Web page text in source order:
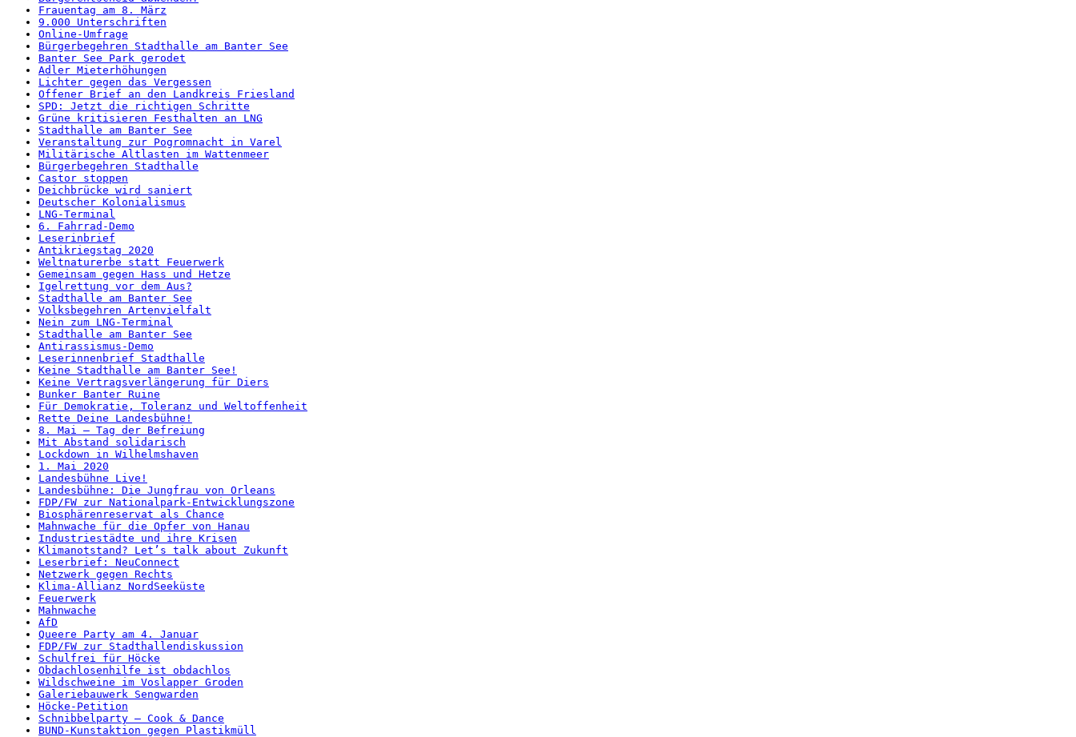
Frauentag am 8. März
9.000 Unterschriften
Online-Umfrage
Bürgerbegehren Stadthalle am Banter See
Banter See Park gerodet
Adler Mieterhöhungen
Lichter gegen das Vergessen
Offener Brief an den Landkreis Friesland
SPD: Jetzt die richtigen Schritte
Grüne kritisieren Festhalten an LNG
Stadthalle am Banter See
Veranstaltung zur Pogromnacht in Varel
Militärische Altlasten im Wattenmeer
Bürgerbegehren Stadthalle
Castor stoppen
Deichbrücke wird saniert
Deutscher Kolonialismus
LNG-Terminal
6. Fahrrad-Demo
Leserinbrief
Antikriegstag 2020
Weltnaturerbe statt Feuerwerk
Gemeinsam gegen Hass und Hetze
Igelrettung vor dem Aus?
Stadthalle am Banter See
Volksbegehren Artenvielfalt
Nein zum LNG-Terminal
Stadthalle am Banter See
Antirassismus-Demo
Leserinnenbrief Stadthalle
Keine Stadthalle am Banter See!
Keine Vertragsverlängerung für Diers
Bunker Banter Ruine
Für Demokratie, Toleranz und Weltoffenheit
Rette Deine Landesbühne!
8. Mai – Tag der Befreiung
Mit Abstand solidarisch
Lockdown in Wilhelmshaven
1. Mai 2020
Landesbühne Live!
Landesbühne: Die Jungfrau von Orleans
FDP/FW zur Nationalpark-Entwicklungszone
Biosphärenreservat als Chance
Mahnwache für die Opfer von Hanau
Industriestädte und ihre Krisen
Klimanotstand? Let’s talk about Zukunft
Leserbrief: NeuConnect
Netzwerk gegen Rechts
Klima-Allianz NordSeeküste
Feuerwerk
Mahnwache
AfD
Queere Party am 4. Januar
FDP/FW zur Stadthallendiskussion
Schulfrei für Höcke
Obdachlosenhilfe ist obdachlos
Wildschweine im Voslapper Groden
Galeriebauwerk Sengwarden
Höcke-Petition
Schnibbelparty – Cook & Dance
BUND-Kunstaktion gegen Plastikmüll